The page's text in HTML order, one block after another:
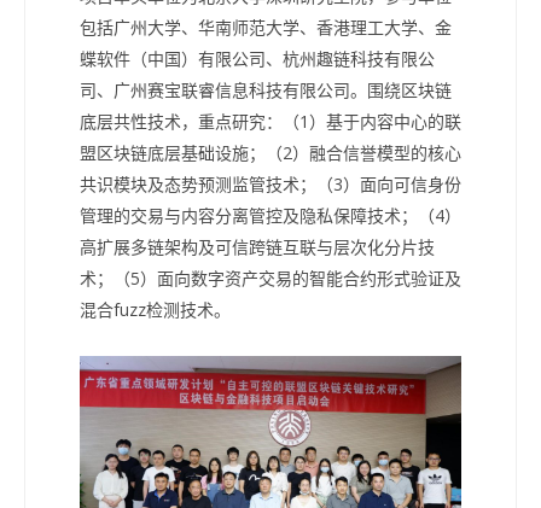
包括广州大学、华南师范大学、香港理工大学、金
蝶软件（中国）有限公司、杭州趣链科技有限公
司、广州赛宝联睿信息科技有限公司。围绕区块链
底层共性技术，重点研究：（1）基于内容中心的联
盟区块链底层基础设施；（2）融合信誉模型的核心
共识模块及态势预测监管技术；（3）面向可信身份
管理的交易与内容分离管控及隐私保障技术；（4）
高扩展多链架构及可信跨链互联与层次化分片技
术；（5）面向数字资产交易的智能合约形式验证及
混合fuzz检测技术。